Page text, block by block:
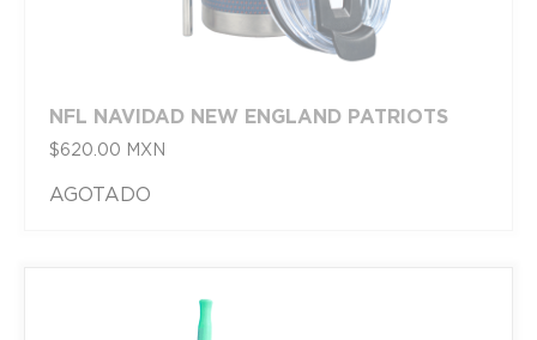
NFL NAVIDAD NEW ENGLAND PATRIOTS
$620.00 MXN
AGOTADO